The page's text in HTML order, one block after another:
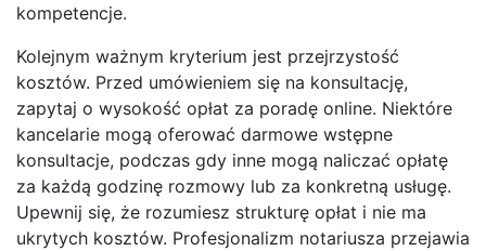
kompetencje.
Kolejnym ważnym kryterium jest przejrzystość
kosztów. Przed umówieniem się na konsultację,
zapytaj o wysokość opłat za poradę online. Niektóre
kancelarie mogą oferować darmowe wstępne
konsultacje, podczas gdy inne mogą naliczać opłatę
za każdą godzinę rozmowy lub za konkretną usługę.
Upewnij się, że rozumiesz strukturę opłat i nie ma
ukrytych kosztów. Profesjonalizm notariusza przejawia